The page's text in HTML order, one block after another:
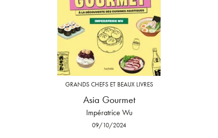
GRANDS CHEFS ET BEAUX LIVRES
Asia Gourmet
Impératrice Wu
09/10/2024